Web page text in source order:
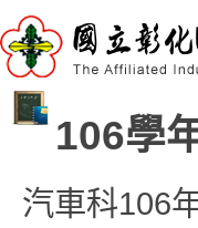
106學
汽車科106